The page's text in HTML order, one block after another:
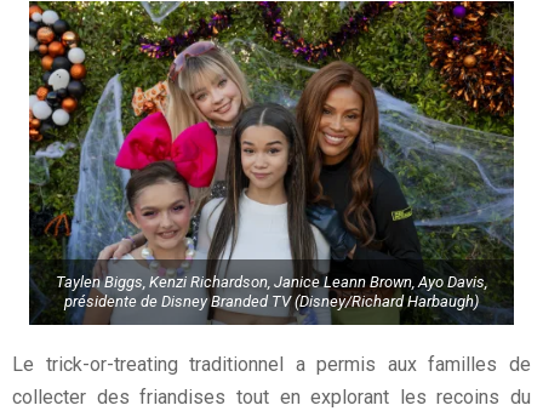
Taylen Biggs, Kenzi Richardson, Janice Leann Brown, Ayo Davis,
présidente de Disney Branded TV (Disney/Richard Harbaugh)
Le trick-or-treating traditionnel a permis aux familles de
collecter des friandises tout en explorant les recoins du